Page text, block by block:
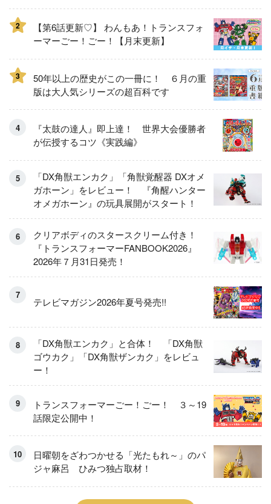
2
【第6話更新♡】 わんもあ！トランスフォ
ーマーごー！ごー！【月末更新】
3
50年以上の歴史がこの一冊に！ ６月の重
版は大人気シリーズの超百科です
『太鼓の達人』即上達！ 世界大会優勝者
が伝授するコツ《実践編》
「DX角獣エンカク」「角獣覚醒器 DXオメ
ガホーン」をレビュー！ 『角醒ハンター
オメガホーン』の玩具展開がスタート！
クリアボディのスタースクリーム付き！
『トランスフォーマーFANBOOK2026』
2026年７月31日発売！
テレビマガジン2026年夏号発売!!
「DX角獣エンカク」と合体！ 「DX角獣
ゴウカク」「DX角獣ザンカク」をレビュ
ー！
トランスフォーマーごー！ごー！ ３～19
話限定公開中！
日曜朝をざわつかせる「光たもれ～」のパ
ジャ麻呂 ひみつ独占取材！